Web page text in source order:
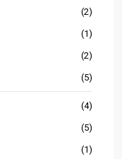
(2)
(1)
(2)
(5)
(4)
(5)
(1)